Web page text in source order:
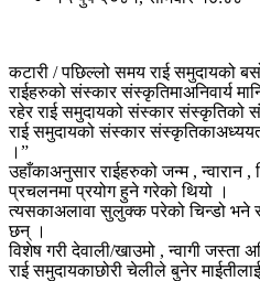
कटारी / पछिल्लो समय राई समुदायको
राईहरुको संस्कार संस्कृतिमाअनिवार्य
रहेर राई समुदायको संस्कार संस्कृतिको
राई समुदायको संस्कार
।”
उहाँकाअनुसार राईहरुको जन्म , न्वारान
प्रचलनमा प्रयोग हुने गरेको थियो ।
त्यसकाअलावा सुलुक्क परेको चिन्डो भने
छन् ।
विशेष गरी देवाली/खाउमो , न्वागी जस्ता
राई समुदायकाछोरी चेलीले बुनेर